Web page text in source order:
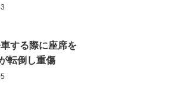
する際に座席を
転倒し重傷